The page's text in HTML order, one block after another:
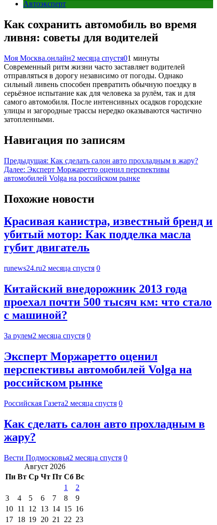
Автоэксперт
Как сохранить автомобиль во время
ливня: советы для водителей
Моя Москва.онлайн2 месяца спустя01 минуты
Современный ритм жизни часто заставляет водителей
отправляться в дорогу независимо от погоды. Однако
сильный ливень способен превратить обычную поездку в
серьёзное испытание как для человека за рулём, так и для
самого автомобиля. После интенсивных осадков городские
улицы и загородные трассы нередко оказываются частично
затопленными.
Навигация по записям
Предыдущая: Как сделать салон авто прохладным в жару?
Далее: Эксперт Моржаретто оценил перспективы
автомобилей Volga на российском рынке
Похожие новости
Красивая канистра, известный бренд и
убитый мотор: Как подделка масла
губит двигатель
runews24.ru2 месяца спустя 0
Китайский внедорожник 2013 года
проехал почти 500 тысяч км: что стало
с машиной?
За рулем2 месяца спустя 0
Эксперт Моржаретто оценил
перспективы автомобилей Volga на
российском рынке
Российская Газета2 месяца спустя 0
Как сделать салон авто прохладным в
жару?
Вести Подмосковья2 месяца спустя 0
Август 2026
Пн Вт Ср Чт Пт Сб Вс
1
2
3
4 5 6 7 8
9
10 11 12 13 14 15 16
17 18 19 20 21 22 23